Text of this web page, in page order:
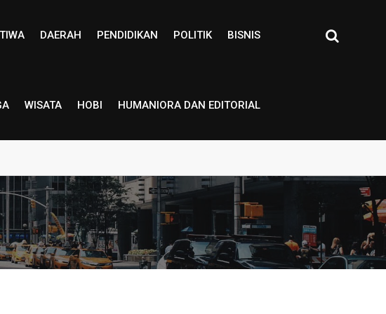
DAERAH PENDIDIKAN POLITIK BISNIS
WISATA HOBI HUMANIORA DAN EDITORIAL